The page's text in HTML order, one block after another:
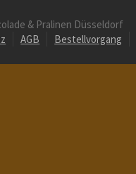
& Pralinen Düsseldorf
AGB Bestellvorgang